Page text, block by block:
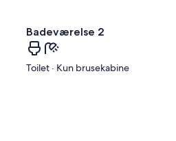
Badeværelse 2
Toilet · Kun brusekabine